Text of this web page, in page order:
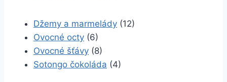
Džemy a marmelády (12)
Ovocné octy (6)
Ovocné šťávy (8)
Sotongo čokoláda (4)